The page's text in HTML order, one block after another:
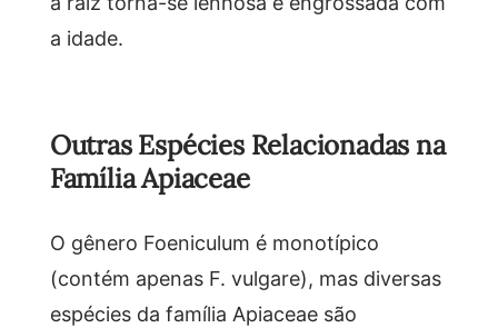
a idade.
Outras Espécies Relacionadas na
Família Apiaceae
O gênero Foeniculum é monotípico
(contém apenas F. vulgare), mas diversas
espécies da família Apiaceae são